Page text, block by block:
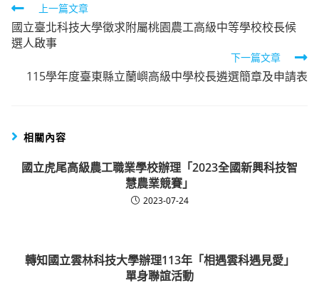
Read
more
articles
上一篇文章
國立臺北科技大學徵求附屬桃園農工高級中等學校校長候
選人啟事
下一篇文章
115學年度臺東縣立蘭嶼高級中學校長遴選簡章及申請表
相關內容
國立虎尾高級農工職業學校辦理「2023全國新興科技智
慧農業競賽」
2023-07-24
轉知國立雲林科技大學辦理113年「相遇雲科遇見愛」
單身聯誼活動